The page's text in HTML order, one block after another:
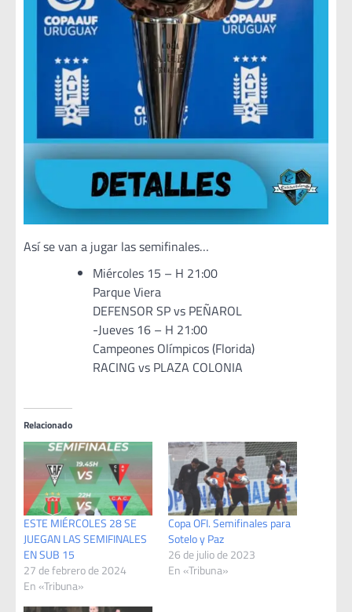
Así se van a jugar las semifinales…
Miércoles 15 – H 21:00
Parque Viera
DEFENSOR SP vs PEÑAROL
-Jueves 16 – H 21:00
Campeones Olímpicos (Florida)
RACING vs PLAZA COLONIA
Relacionado
ESTE MIÉRCOLES 28 SE
JUEGAN LAS SEMIFINALES
EN SUB 15
27 de febrero de 2024
En «Tribuna»
Copa OFI. Semifinales para
Sotelo y Paz
26 de julio de 2023
En «Tribuna»